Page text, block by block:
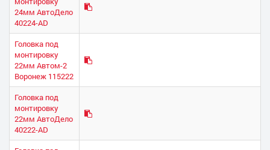
24мм АвтоДело
40224-AD
Головка под
монтировку
22мм Автом-2
Воронеж 115222
Головка под
монтировку
22мм АвтоДело
40222-AD